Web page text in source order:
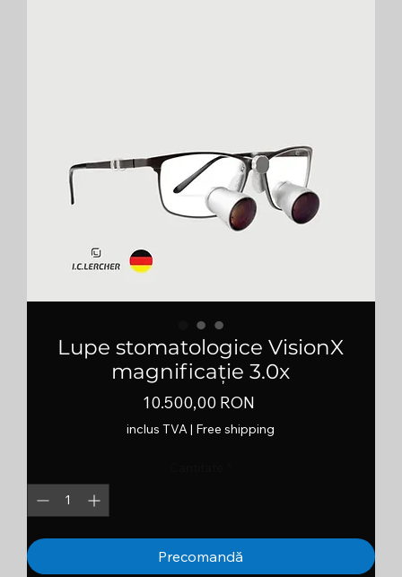
Lupe stomatologice VisionX
magnificație 3.0x
10.500,00 RONPreț
inclus TVA| Free shipping
Precomandă